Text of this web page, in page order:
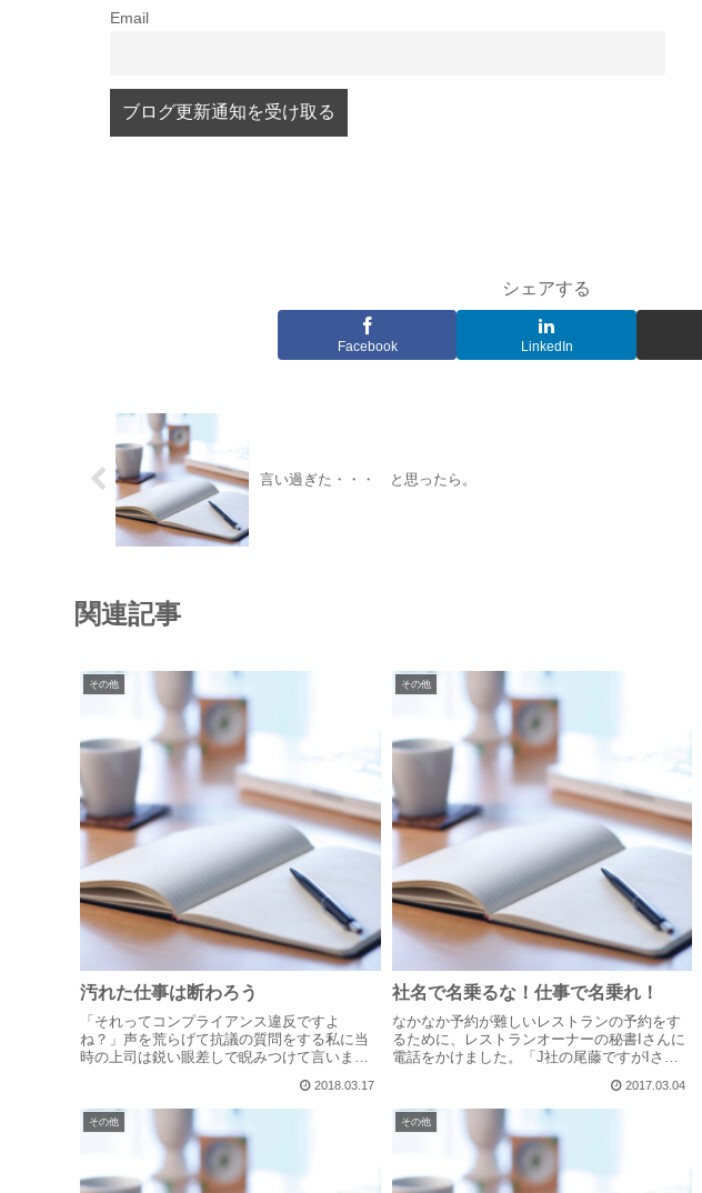
Email
シェアする
Facebook LinkedIn
言い過ぎた・・・ と思ったら。
関連記事
その他
汚れた仕事は断わろう
「それってコンプライアンス違反ですよ
ね？」声を荒らげて抗議の質問をする私に当
時の上司は鋭い眼差しで睨みつけて言いまし
ら何億損失すると思ってるんだ？お前に責任
取れるのか？」談合が公然の秘密として堂々
と...
2018.03.17
その他
社名で名乗るな！仕事で名乗れ！
なかなか予約が難しいレストランの予約をす
るために、レストランオーナーの秘書Iさんに
電話をかけました。「J社の尾藤ですがIさん
電話を切った時、一部始終を聞いていた母が
ポツリと言いました。「あなたは何でも...
2017.03.04
その他 その他